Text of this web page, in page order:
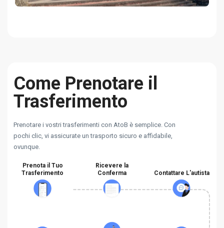
Come Prenotare il
Trasferimento
Prenotare i vostri trasferimenti con AtoB è semplice. Con
pochi clic, vi assicurate un trasporto sicuro e affidabile,
ovunque.
Prenota il Tuo
Trasferimento
Ricevere la
Conferma
Contattare L'autista